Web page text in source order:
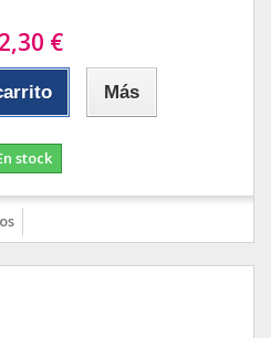
€
Más
stock